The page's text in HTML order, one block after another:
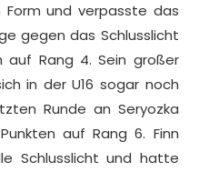
Form und verpasste das
gegen das Schlusslicht
Rang 4. Sein großer
in der U16 sogar noch
Runde an Seryozka
auf Rang 6. Finn
Schlusslicht und hatte